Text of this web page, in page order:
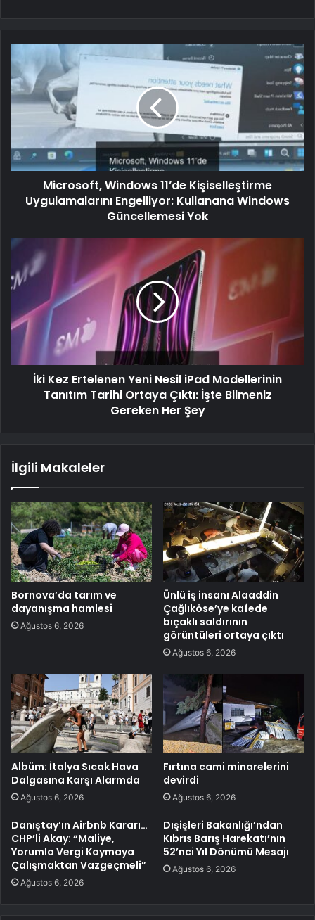
Microsoft, Windows 11’de Kişiselleştirme
Uygulamalarını Engelliyor: Kullanana Windows
Güncellemesi Yok
İki Kez Ertelenen Yeni Nesil iPad Modellerinin
Tanıtım Tarihi Ortaya Çıktı: İşte Bilmeniz
Gereken Her Şey
İlgili Makaleler
Bornova’da tarım ve
dayanışma hamlesi
Ağustos 6, 2026
Ünlü iş insanı Alaaddin
Çağlıköse’ye kafede
bıçaklı saldırının
görüntüleri ortaya çıktı
Ağustos 6, 2026
Albüm: İtalya Sıcak Hava
Dalgasına Karşı Alarmda
Ağustos 6, 2026
Fırtına cami minarelerini
devirdi
Ağustos 6, 2026
Danıştay’ın Airbnb Kararı…
CHP’li Akay: “Maliye,
Yorumla Vergi Koymaya
Çalışmaktan Vazgeçmeli”
Ağustos 6, 2026
Dışişleri Bakanlığı’ndan
Kıbrıs Barış Harekatı’nın
52’nci Yıl Dönümü Mesajı
Ağustos 6, 2026